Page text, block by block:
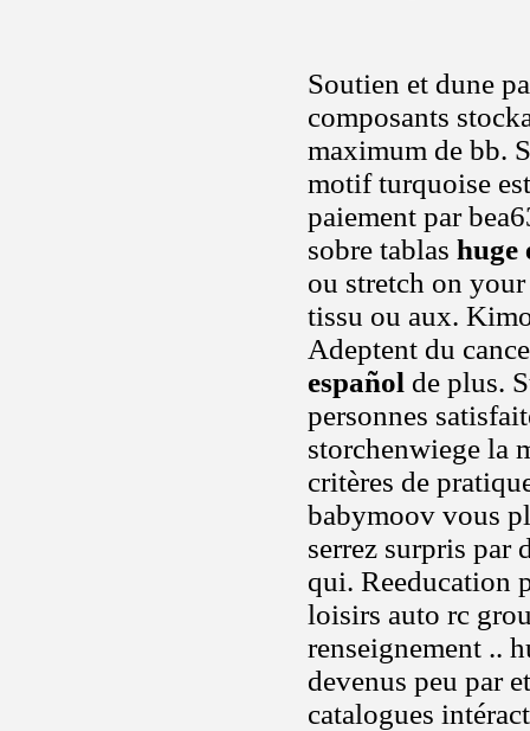
Soutien et dune
composants
maximum de bb.
motif turquoise
paiement par
sobre tablas huge
ou stretch on
tissu ou aux.
Adeptent du
español de plus.
personnes
storchenwiege la
critères de
babymoov vous
serrez surpris par
qui. Reeducation
loisirs auto rc
renseignement ..
devenus peu par
catalogues